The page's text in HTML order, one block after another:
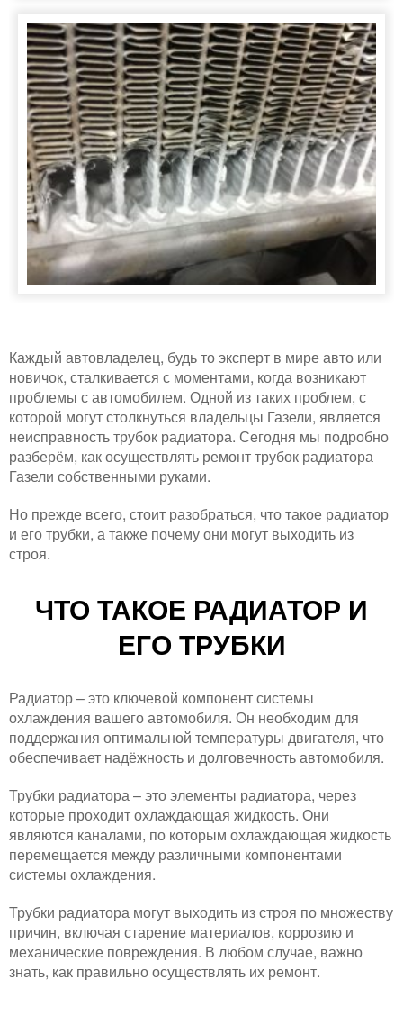
Каждый автовладелец, будь то эксперт в мире авто или
новичок, сталкивается с моментами, когда возникают
проблемы с автомобилем. Одной из таких проблем, с
которой могут столкнуться владельцы Газели, является
неисправность трубок радиатора. Сегодня мы подробно
разберём, как осуществлять ремонт трубок радиатора
Газели собственными руками.
Но прежде всего, стоит разобраться, что такое радиатор
и его трубки, а также почему они могут выходить из
строя.
ЧТО ТАКОЕ РАДИАТОР И
ЕГО ТРУБКИ
Радиатор – это ключевой компонент системы
охлаждения вашего автомобиля. Он необходим для
поддержания оптимальной температуры двигателя, что
обеспечивает надёжность и долговечность автомобиля.
Трубки радиатора – это элементы радиатора, через
которые проходит охлаждающая жидкость. Они
являются каналами, по которым охлаждающая жидкость
перемещается между различными компонентами
системы охлаждения.
Трубки радиатора могут выходить из строя по множеству
причин, включая старение материалов, коррозию и
механические повреждения. В любом случае, важно
знать, как правильно осуществлять их ремонт.